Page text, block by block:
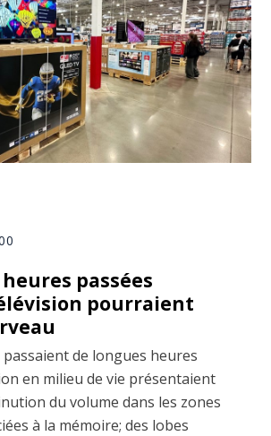
passées
pourraient
de longues heures
en milieu de vie présentaient
du volume dans les zones
à la mémoire; des lobes